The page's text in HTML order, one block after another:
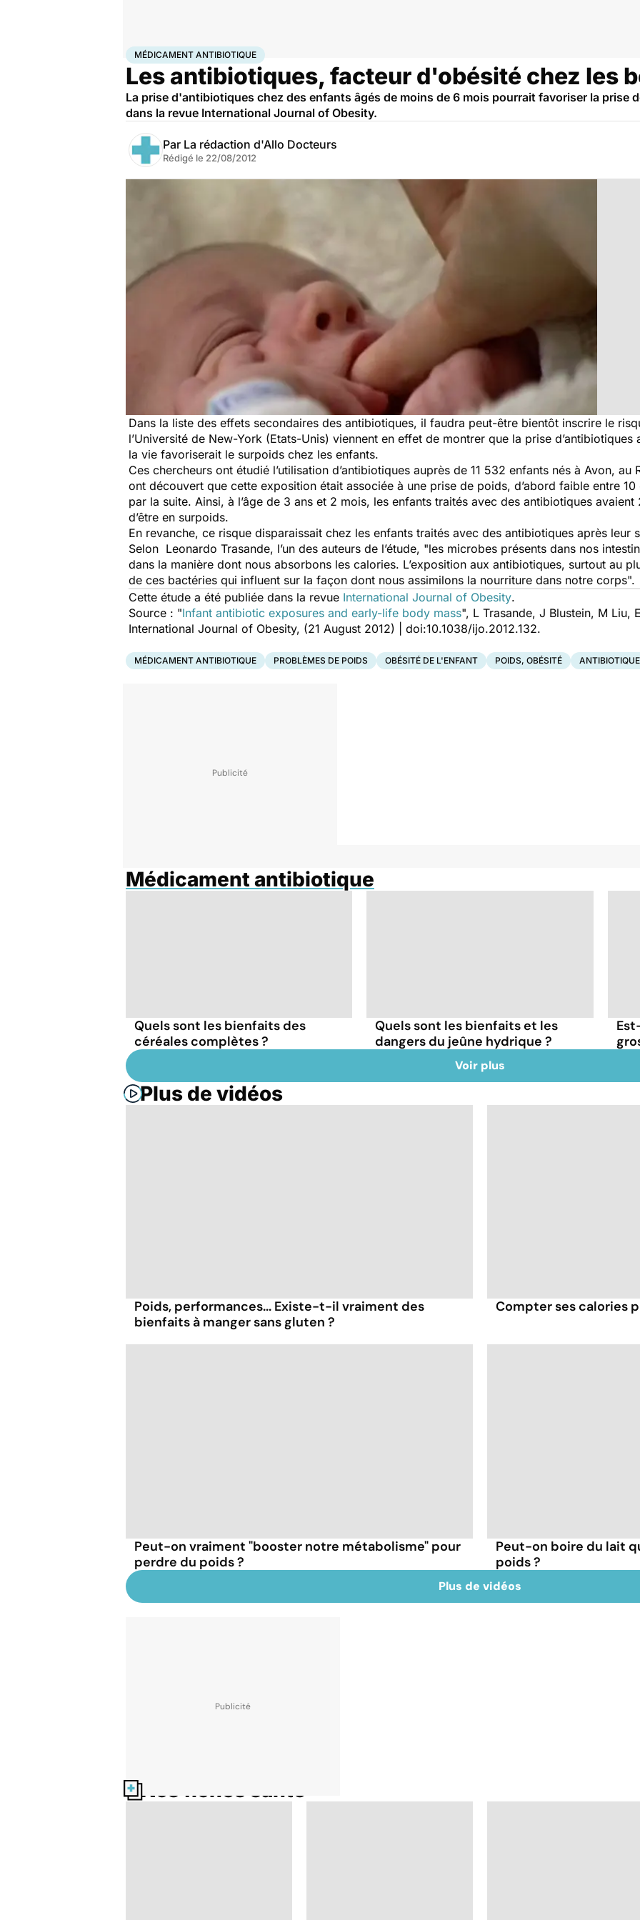
AccueilBien-être NutritionMédicament antibiotique
MÉDICAMENT ANTIBIOTIQUE
Les antibiotiques, facteur d'obésité chez les
La prise d'antibiotiques chez des enfants âgés de moins de 6 mois pourrait favoriser la prise
dans la revue International Journal of Obesity.
Par La rédaction d'Allo Docteurs
Rédigé le 22/08/2012
Dans la liste des effets secondaires des antibiotiques, il faudra peut-être bientôt inscrire le
l’Université de New-York (Etats-Unis) viennent en effet de montrer que la prise
la vie favoriserait le surpoids chez les enfants.
Ces chercheurs ont étudié l’utilisation d’antibiotiques auprès de 11 532 enfants nés à Avon, au
ont découvert que cette exposition était associée à une prise de poids, d’abord faible entre 10
par la suite. Ainsi, à l’âge de 3 ans et 2 mois, les enfants traités avec des antibiotiques
d’être en surpoids.
En revanche, ce risque disparaissait chez les enfants traités avec des antibiotiques après leur
Selon Leonardo Trasande, l’un des auteurs de l’étude, "les microbes présents dans nos
dans la manière dont nous absorbons les calories. L’exposition aux antibiotiques, surtout au
de ces bactéries qui influent sur la façon dont nous assimilons la nourriture dans notre corps".
Cette étude a été publiée dans la revue International Journal of Obesity.
Source : "Infant antibiotic exposures and early-life body mass", L Trasande, J Blustein, M Liu,
International Journal of Obesity, (21 August 2012) | doi:10.1038/ijo.2012.132.
MÉDICAMENT ANTIBIOTIQUE PROBLÈMES DE POIDS OBÉSITÉ DE L'ENFANT POIDS, OBÉSITÉ
Médicament antibiotique
Quels sont les bienfaits des
céréales complètes ?
Quels sont les bienfaits et les
dangers du jeûne hydrique ?
Voir plus
Plus de vidéos
Poids, performances... Existe-t-il vraiment des
bienfaits à manger sans gluten ?
Compter ses calories
Peut-on vraiment "booster notre métabolisme" pour
perdre du poids ?
Peut-on boire du lait
poids ?
Plus de vidéos
Nos fiches santé